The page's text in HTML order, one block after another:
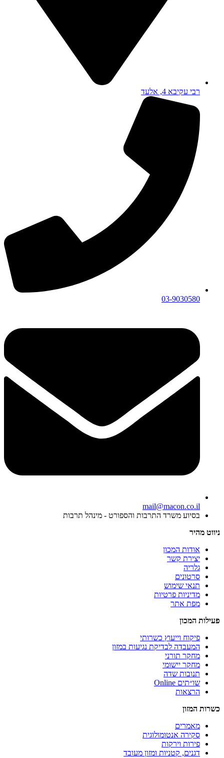
רבי עקיבא 4, אלעד
03-9030580
mail@macon.co.il
בסיוע משרד התרבות והספורט - מינהל תרבות
ניווט מהיר
אודות המכון
יצירת קשר
גלריה
סרטונים
תנאי שימוש
מדיניות פרטיות
מפת אתר
פעילות המכון
פיקוח וייעוץ כשרותי
המעבדה לבדיקת נגיעות במזון
מחקר תורני
מחקר יישומי
תנובות שדה
שו״תים Online
הרצאות
כשרות המזון
מאמרים
סקירה אנטומולוגית
פירות וירקות
דגנים, קטניות ומזון מעובד